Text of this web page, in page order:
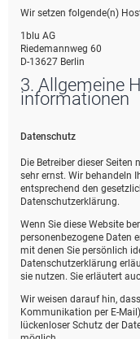
Wir setzen folgende(n)
1blu AG
Riedemannweg 60
D-13627 Berlin
3. Allgemeine
informationen
Datenschutz
Die Betreiber dieser
sehr ernst. Wir behandeln
entsprechend den
Datenschutzerklärung.
Wenn Sie diese Website
personenbezogene Daten
mit denen Sie persönlich
Datenschutzerklärung
sie nutzen. Sie erläutert
Wir weisen darauf hin,
Kommunikation per E-
lückenloser Schutz der